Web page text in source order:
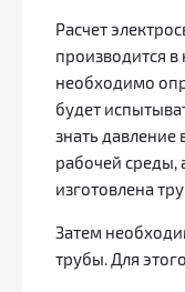
Расчет
производится в
необходимо
будет
знать давление
рабочей среды,
изготовлена
Затем
трубы. Для